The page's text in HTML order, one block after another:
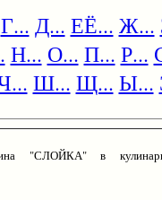
Г... Д... ЕЁ... Ж...
Н... О... П... Р...
Ш... Щ... Ы...
"СЛОЙКА" в